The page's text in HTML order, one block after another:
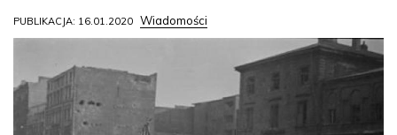
PUBLIKACJA: 16.01.2020 Wiadomości